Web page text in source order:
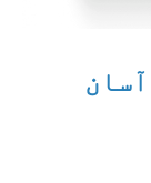
دوست کا حوالہ دینے کے 3 آسان